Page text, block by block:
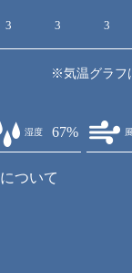
3 3 3
※気温グラフ
湿度 67%
ついて